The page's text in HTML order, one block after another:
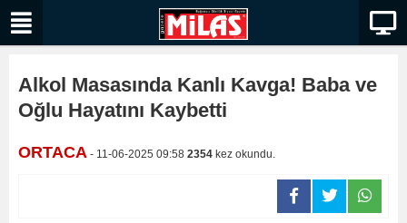
Alkol Masasında Kanlı Kavga! Baba ve
Oğlu Hayatını Kaybetti
ORTACA - 11-06-2025 09:58 2354 kez okundu.